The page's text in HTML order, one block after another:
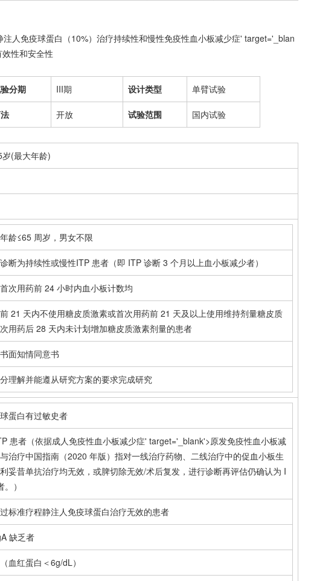
人免疫球蛋白（10%）治疗持续性和慢性免疫性血小板减少症' target='_blan
效性和安全性
分期 III期 设计类型 单臂试验
开放 试验范围
国内试验
(最大年龄)
龄≤65 周岁，男女不限
断为持续性或慢性ITP 患者（即 ITP 诊断 3 个月以上血小板减少者）
次用药前 24 小时内血小板计数均
21 天内不使用糖皮质激素或首次用药前 21 天及以上使用维持剂量糖皮质
用药后 28 天内未计划增加糖皮质激素剂量的患者
面知情同意书
理解并能遵从研究方案的要求完成研究
蛋白有过敏史者
患者（依据成人免疫性血小板减少症' target='_blank'>原发免疫性血小板减
治疗中国指南（2020 年版）指对一线治疗药物、二线治疗中的促血小板生
妥昔单抗治疗均无效，或脾切除无效/术后复发，进行诊断再评估仍确认为 I
）
标准疗程静注人免疫球蛋白治疗无效的患者
缺乏者
血红蛋白＜6g/dL）